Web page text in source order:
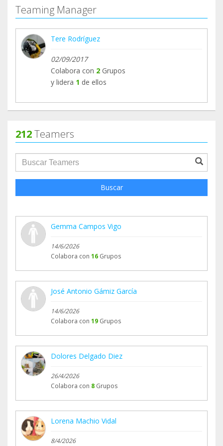
Teaming Manager
Tere Rodríguez
02/09/2017
Colabora con 2 Grupos
y lidera 1 de ellos
212Teamers
groupProfile.searchForm.search.text???
Buscar
Gemma Campos Vigo
14/6/2026
Colabora con 16 Grupos
José Antonio Gámiz García
14/6/2026
Colabora con 19 Grupos
Dolores Delgado Diez
26/4/2026
Colabora con 8 Grupos
Lorena Machio Vidal
8/4/2026